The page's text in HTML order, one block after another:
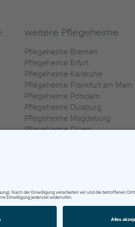
weitere Pflegeheime
Pflegeheime Bremen
Pflegeheime Erfurt
Pflegeheime Karlsruhe
Pflegeheime Frankfurt am Main
Pflegeheime Potsdam
Pflegeheime Duisburg
Pflegeheime Magdeburg
Pflegeheime Düren
0800